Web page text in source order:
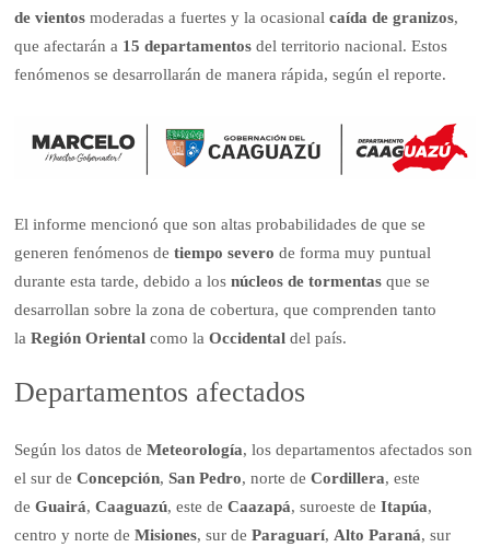
de vientos moderadas a fuertes y la ocasional caída de granizos,
que afectarán a 15 departamentosdel territorio nacional. Estos
fenómenos se desarrollarán de manera rápida, según el reporte.
El informe mencionó que son altas probabilidades de que se
generen fenómenos detiempo severo de forma muy puntual
durante esta tarde, debido a losnúcleos de tormentas que se
desarrollan sobre la zona de cobertura, que comprenden tanto
laRegión Oriental como laOccidental del país.
Departamentos afectados
Según los datos deMeteorología, los departamentos afectados son
el sur deConcepción,San Pedro, norte deCordillera, este
deGuairá,Caaguazú, este deCaazapá, suroeste deItapúa,
centro y norte deMisiones, sur deParaguarí, Alto Paraná, sur